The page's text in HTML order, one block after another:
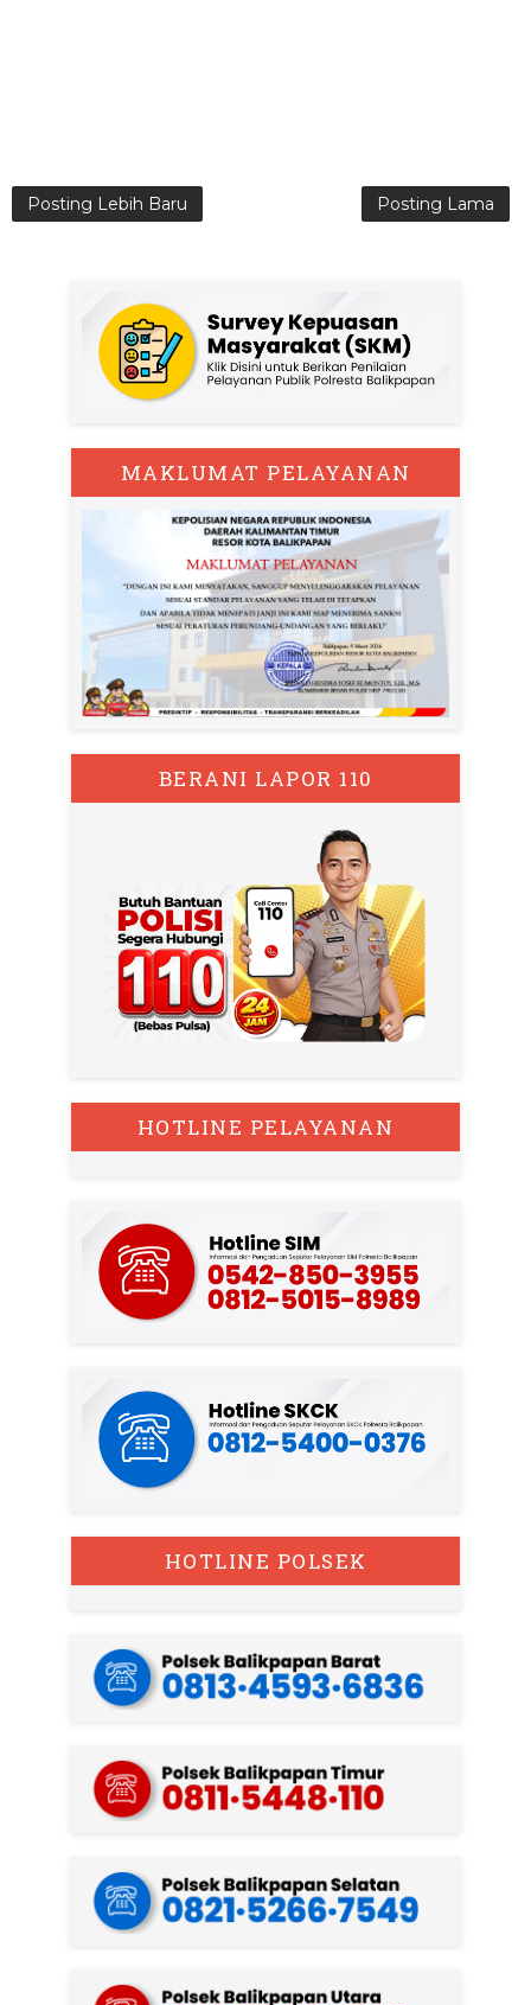
Posting Lebih Baru Posting Lama
MAKLUMAT PELAYANAN
BERANI LAPOR 110
HOTLINE PELAYANAN
HOTLINE POLSEK